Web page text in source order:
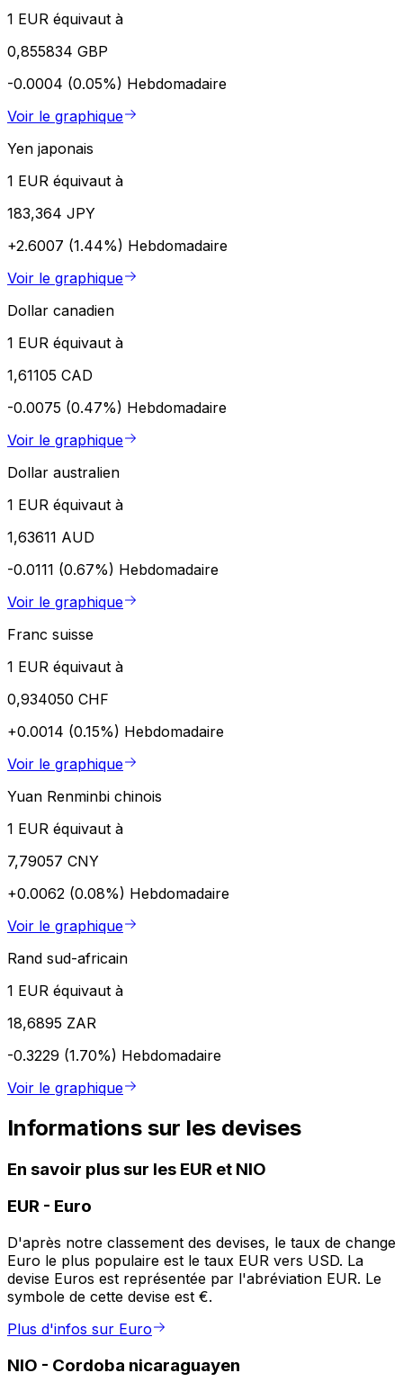
1 EUR équivaut à
0,855834 GBP
-0.0004 (0.05%) Hebdomadaire
Voir le graphique
Yen japonais
1 EUR équivaut à
183,364 JPY
+2.6007 (1.44%) Hebdomadaire
Voir le graphique
Dollar canadien
1 EUR équivaut à
1,61105 CAD
-0.0075 (0.47%) Hebdomadaire
Voir le graphique
Dollar australien
1 EUR équivaut à
1,63611 AUD
-0.0111 (0.67%) Hebdomadaire
Voir le graphique
Franc suisse
1 EUR équivaut à
0,934050 CHF
+0.0014 (0.15%) Hebdomadaire
Voir le graphique
Yuan Renminbi chinois
1 EUR équivaut à
7,79057 CNY
+0.0062 (0.08%) Hebdomadaire
Voir le graphique
Rand sud-africain
1 EUR équivaut à
18,6895 ZAR
-0.3229 (1.70%) Hebdomadaire
Voir le graphique
Informations sur les devises
En savoir plus sur les EUR et NIO
EUR - Euro
D'après notre classement des devises, le taux de change
Euro le plus populaire est le taux EUR vers USD. La
devise Euros est représentée par l'abréviation EUR. Le
symbole de cette devise est €.
Plus d'infos sur Euro
NIO - Cordoba nicaraguayen